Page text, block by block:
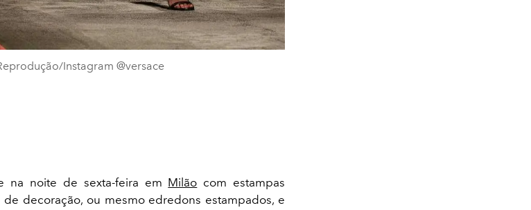
Instagram @versace
na noite de sexta-feira em Milão com estampas
decoração, ou mesmo edredons estampados, e